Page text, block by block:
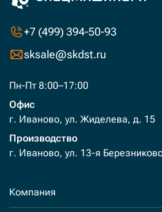
+7 (499) 394-50-93
sksale@skdst.ru
Пн-Пт 8:00–17:00
Офис
г. Иваново, ул. Жиделева, д. 15
Производство
г. Иваново, ул. 13-я
Компания